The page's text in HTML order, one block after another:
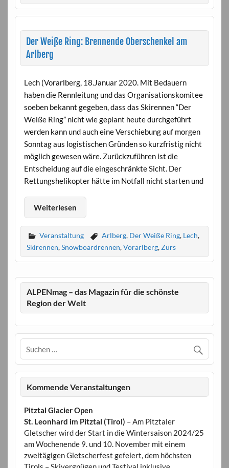
Der Weiße Ring: Brennende Oberschenkel am
Arlberg
Lech (Vorarlberg, 18.Januar 2020. Mit Bedauern
haben die Rennleitung und das Organisationskomitee
soeben bekannt gegeben, dass das Skirennen “Der
Weiße Ring” nicht wie geplant heute durchgeführt
werden kann und auch eine Verschiebung auf morgen
Sonntag aus logistischen Gründen so kurzfristig nicht
möglich gewesen wäre. Zurückzuführen ist die
Entscheidung auf die eingeschränkte Sicht. Der
Rettungshelikopter hätte im Notfall nicht starten und
Weiterlesen
Veranstaltung Arlberg, Der Weiße Ring, Lech,
Skirennen,Snowboardrennen,Vorarlberg,Zürs
ALPENmag – das Magazin für die schönste
Region der Welt
Kommende Veranstaltungen
Pitztal Glacier Open
St. Leonhard im Pitztal (Tirol) – Am Pitztaler
Gletscher wird der Start in die Wintersaison 2024/25
am Wochenende 9. und 10. November mit einem
zweitägigen Gletscherfest gefeiert, dem höchsten